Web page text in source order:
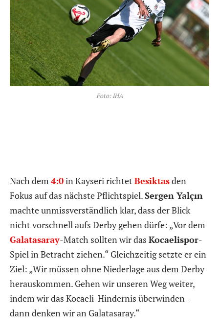
Foto: IHA
Nach dem 4:0in Kayseri richtet Besiktasden
Fokus auf das nächste Pflichtspiel.Sergen Yalçın
machte unmissverständlich klar, dass der Blick
nicht vorschnell aufs Derby gehen dürfe: „Vor dem
Galatasaray-Match sollten wir das Kocaelispor-
Spiel in Betracht ziehen.“ Gleichzeitig setzte er ein
Ziel: „Wir müssen ohne Niederlage aus dem Derby
herauskommen. Gehen wir unseren Weg weiter,
indem wir das Kocaeli-Hindernis überwinden –
dann denken wir an Galatasaray.“